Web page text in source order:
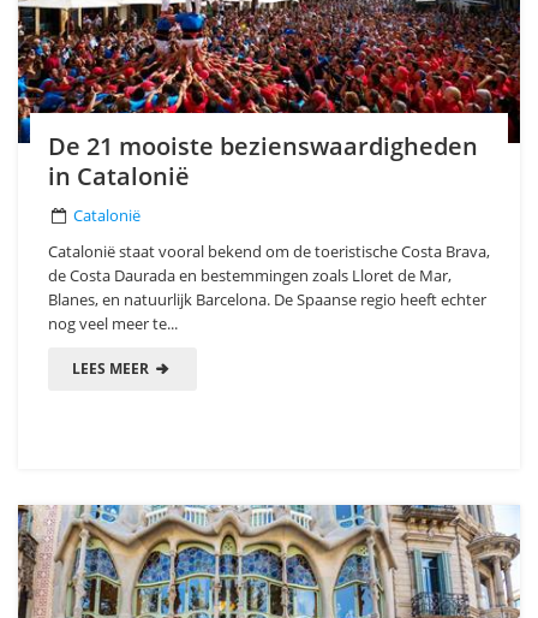
De 21 mooiste bezienswaardigheden
in Catalonië
Catalonië
Catalonië staat vooral bekend om de toeristische Costa Brava,
de Costa Daurada en bestemmingen zoals Lloret de Mar,
Blanes, en natuurlijk Barcelona. De Spaanse regio heeft echter
nog veel meer te...
LEES MEER